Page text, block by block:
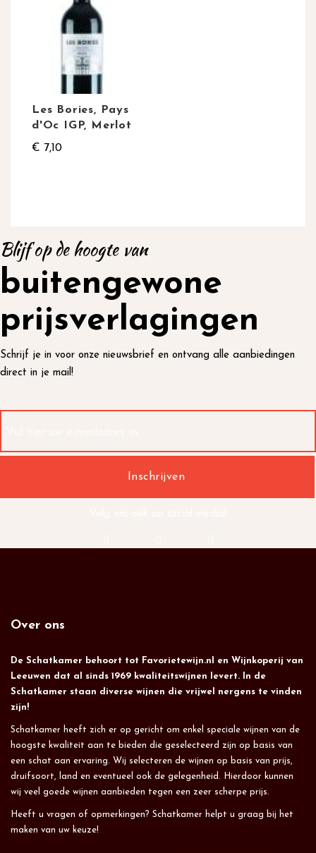
Les Bories, Pays
d'Oc IGP, Merlot
€ 7,10
Blijf op de hoogte van
buitengewone
prijsverlagingen
Schrijf je in voor onze nieuwsbrief en ontvang alle aanbiedingen
direct in je mail!
Over ons
De Schatkamer behoort tot Favorietewijn.nl en Wijnkoperij van
Leeuwen dat al sinds 1969 kwaliteitswijnen levert. In de
Schatkamer staan diverse wijnen die vrijwel nergens te vinden
zijn!
Schatkamer heeft zich er op gericht om enkel speciale wijnen van de
hoogste kwaliteit aan te bieden die geselecteerd zijn op basis van
een schat aan ervaring. Wij selecteren de wijnen op basis van prijs,
druifsoort, land en eventueel ook de gelegenheid. Hierdoor kunnen
wij veel goede wijnen aanbieden tegen een zeer scherpe prijs.
Heeft u vragen of opmerkingen? Schatkamer helpt u graag bij het
maken van uw keuze!